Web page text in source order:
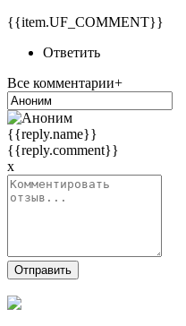
{{item.UF_COMMENT}}
Ответить
Все комментарии+
{{reply.name}}
{{reply.comment}}
x
Отправить